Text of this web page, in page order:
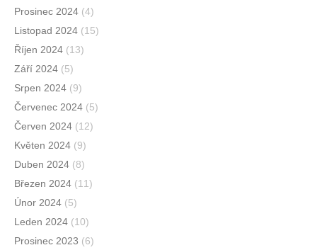
Prosinec 2024 (4)
Listopad 2024 (15)
Říjen 2024 (13)
Září 2024 (5)
Srpen 2024 (9)
Červenec 2024 (5)
Červen 2024 (12)
Květen 2024 (9)
Duben 2024 (8)
Březen 2024 (11)
Únor 2024 (5)
Leden 2024 (10)
Prosinec 2023 (6)